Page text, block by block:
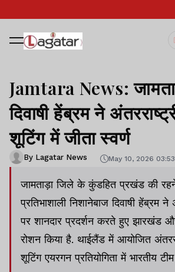
Jamtara News:
दिवाषी हेंब्रम ने
शूटिंग में जीता स्वर्ण
By Lagatar News May 10, 2026
जामताड़ा जिले के कुंडहित प्रखंड की
प्रतिभाशाली निशानेबाज दिवाषी हेंब्रम ने
पर शानदार प्रदर्शन करते हुए झारखंड
रोशन किया है. थाईलैंड में आयोजित
शूटिंग एयरगन प्रतियोगिता में भारतीय